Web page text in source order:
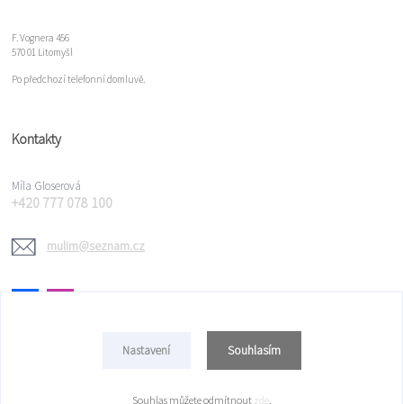
F. Vognera 456
570 01 Litomyšl
Po předchozí telefonní domluvě.
Kontakty
Míla Gloserová
+420 777 078 100
mulim@seznam.cz
Nastavení Souhlasím
Souhlas můžete odmítnout zde.